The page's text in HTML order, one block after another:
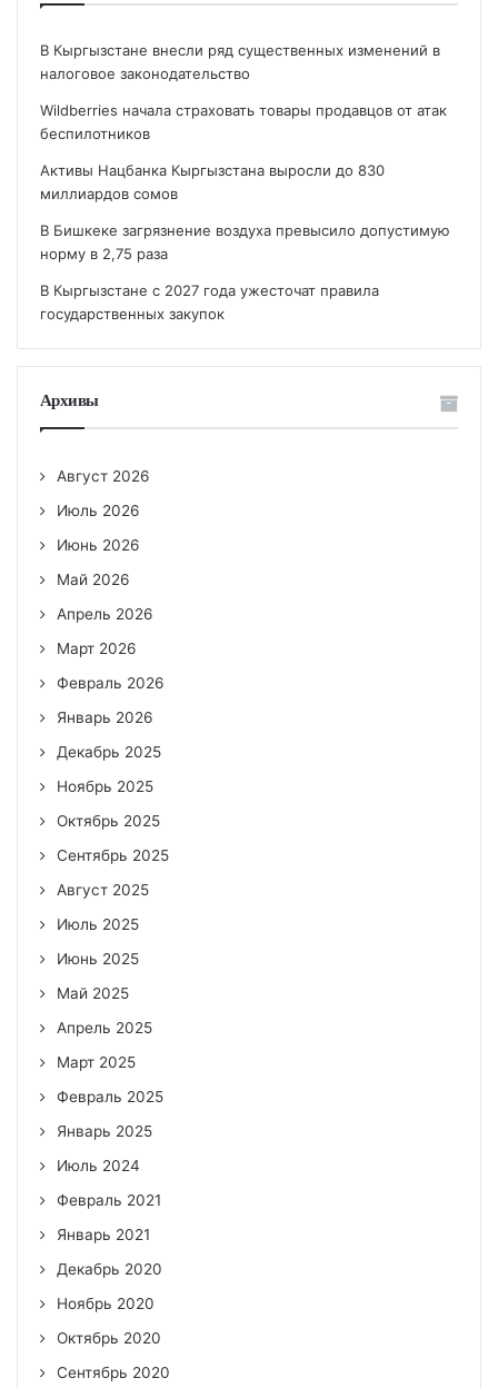
В Кыргызстане внесли ряд существенных изменений в
налоговое законодательство
Wildberries начала страховать товары продавцов от атак
беспилотников
Активы Нацбанка Кыргызстана выросли до 830
миллиардов сомов
В Бишкеке загрязнение воздуха превысило допустимую
норму в 2,75 раза
В Кыргызстане с 2027 года ужесточат правила
государственных закупок
Архивы
Август 2026
Июль 2026
Июнь 2026
Май 2026
Апрель 2026
Март 2026
Февраль 2026
Январь 2026
Декабрь 2025
Ноябрь 2025
Октябрь 2025
Сентябрь 2025
Август 2025
Июль 2025
Июнь 2025
Май 2025
Апрель 2025
Март 2025
Февраль 2025
Январь 2025
Июль 2024
Февраль 2021
Январь 2021
Декабрь 2020
Ноябрь 2020
Октябрь 2020
Сентябрь 2020